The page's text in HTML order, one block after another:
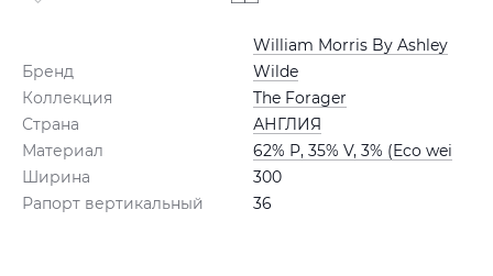
Бренд
William Morris By Ashley
Wilde
Коллекция
The Forager
Страна
АНГЛИЯ
Материал
62% P, 35% V, 3% (Eco wei
Ширина
300
Рапорт вертикальный
36